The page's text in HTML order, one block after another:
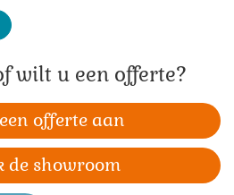
wilt u een offerte?
offerte aan
de showroom